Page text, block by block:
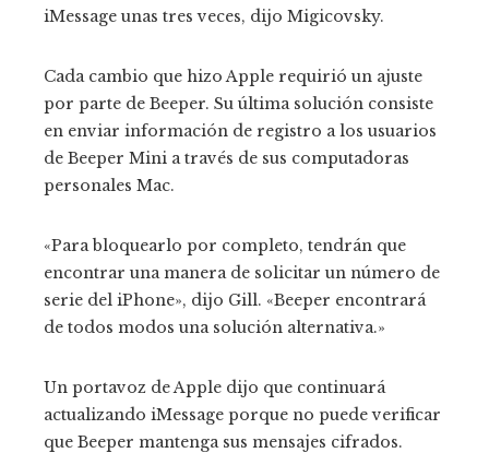
iMessage unas tres veces, dijo Migicovsky.
Cada cambio que hizo Apple requirió un ajuste
por parte de Beeper. Su última solución consiste
en enviar información de registro a los usuarios
de Beeper Mini a través de sus computadoras
personales Mac.
«Para bloquearlo por completo, tendrán que
encontrar una manera de solicitar un número de
serie del iPhone», dijo Gill. «Beeper encontrará
de todos modos una solución alternativa.»
Un portavoz de Apple dijo que continuará
actualizando iMessage porque no puede verificar
que Beeper mantenga sus mensajes cifrados.